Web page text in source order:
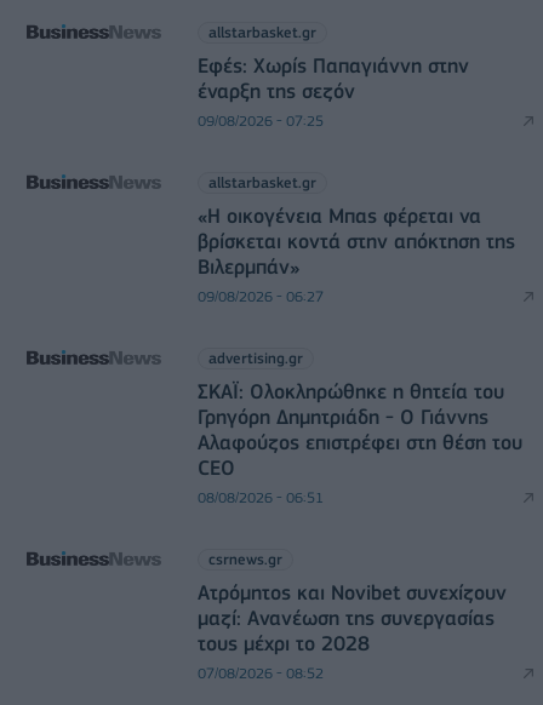
allstarbasket.gr
Εφές: Χωρίς Παπαγιάννη στην
έναρξη της σεζόν
09/08/2026 - 07:25
allstarbasket.gr
«Η οικογένεια Μπας φέρεται να
βρίσκεται κοντά στην απόκτηση της
Βιλερμπάν»
09/08/2026 - 06:27
advertising.gr
ΣΚΑΪ: Ολοκληρώθηκε η θητεία του
Γρηγόρη Δημητριάδη - Ο Γιάννης
Αλαφούζος επιστρέφει στη θέση του
CEO
08/08/2026 - 06:51
csrnews.gr
Ατρόμητος και Novibet συνεχίζουν
μαζί: Ανανέωση της συνεργασίας
τους μέχρι το 2028
07/08/2026 - 08:52